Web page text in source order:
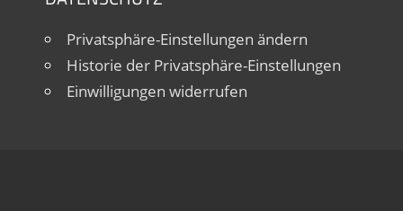
Privatsphäre-Einstellungen ändern
Historie der Privatsphäre-Einstellungen
Einwilligungen widerrufen